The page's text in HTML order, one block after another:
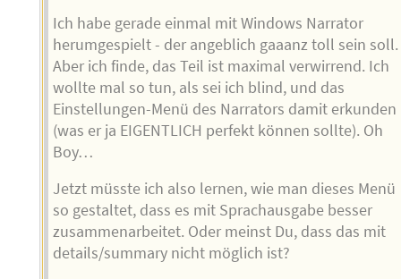
Ich habe gerade einmal mit Windows Narrator
herumgespielt - der angeblich gaaanz toll sein soll.
Aber ich finde, das Teil ist maximal verwirrend. Ich
wollte mal so tun, als sei ich blind, und das
Einstellungen-Menü des Narrators damit erkunden
(was er ja EIGENTLICH perfekt können sollte). Oh
Boy…
Jetzt müsste ich also lernen, wie man dieses Menü
so gestaltet, dass es mit Sprachausgabe besser
zusammenarbeitet. Oder meinst Du, dass das mit
details/summary nicht möglich ist?